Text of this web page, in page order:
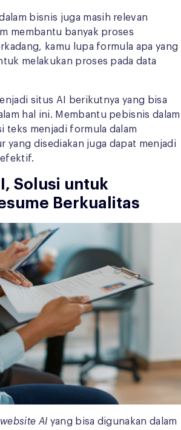
bisnis juga masih relevan
membantu banyak proses
kamu lupa formula apa yang
melakukan proses pada data
situs AI berikutnya yang bisa
hal ini. Membantu pebisnis dalam
teks menjadi formula dalam
yang disediakan juga dapat menjadi
efektif.
Solusi untuk
Berkualitas
website AI yang bisa digunakan dalam